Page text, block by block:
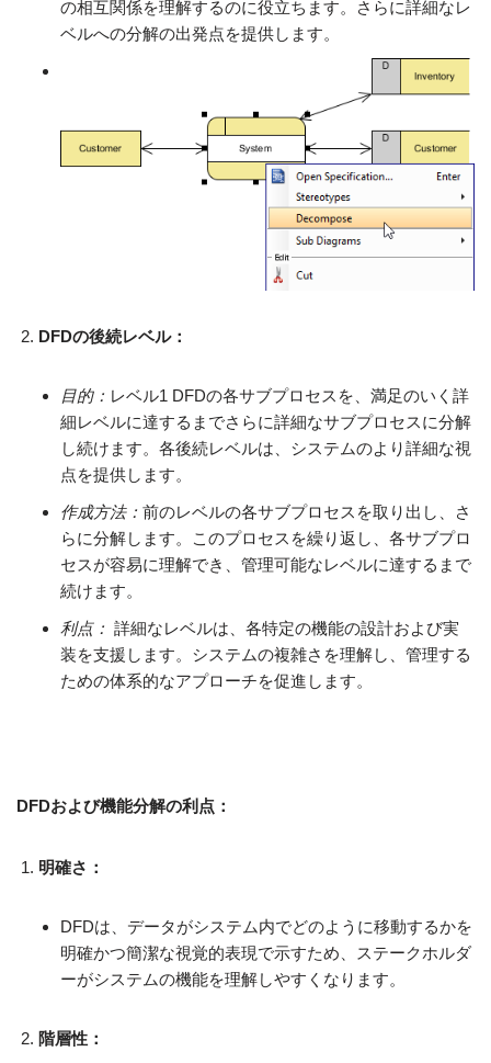
の相互関係を理解するのに役立ちます。さらに詳細なレ
ベルへの分解の出発点を提供します。
DFDの後続レベル：
目的： レベル1 DFDの各サブプロセスを、満足のいく詳
細レベルに達するまでさらに詳細なサブプロセスに分解
し続けます。各後続レベルは、システムのより詳細な視
点を提供します。
作成方法： 前のレベルの各サブプロセスを取り出し、さ
らに分解します。このプロセスを繰り返し、各サブプロ
セスが容易に理解でき、管理可能なレベルに達するまで
続けます。
利点： 詳細なレベルは、各特定の機能の設計および実
装を支援します。システムの複雑さを理解し、管理する
ための体系的なアプローチを促進します。
DFDおよび機能分解の利点：
明確さ：
DFDは、データがシステム内でどのように移動するかを
明確かつ簡潔な視覚的表現で示すため、ステークホルダ
ーがシステムの機能を理解しやすくなります。
階層性：